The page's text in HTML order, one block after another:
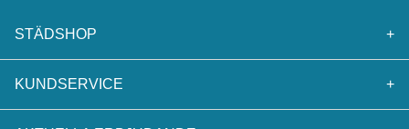
STÄDSHOP +
KUNDSERVICE +